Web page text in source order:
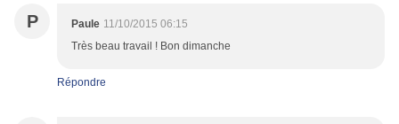
P Paule 11/10/2015 06:15
Très beau travail ! Bon dimanche
Répondre